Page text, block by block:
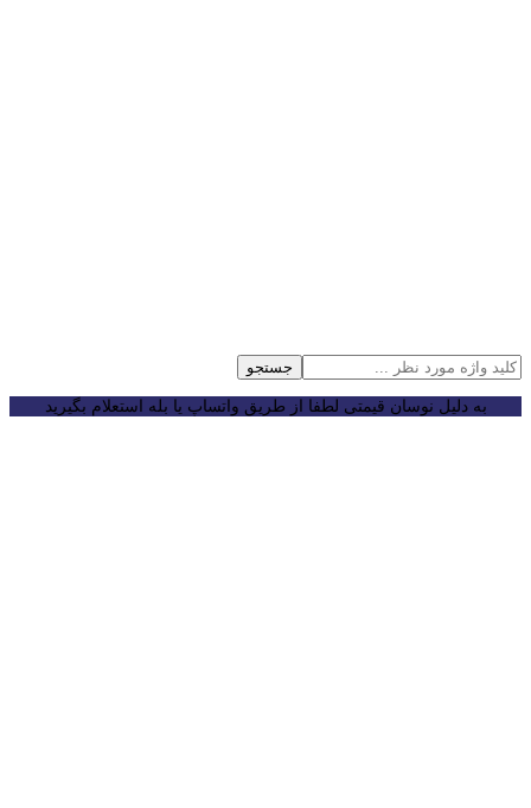
جستجو
به دلیل نوسان قیمتی لطفا از طریق واتساپ یا بله استعلام بگیرید